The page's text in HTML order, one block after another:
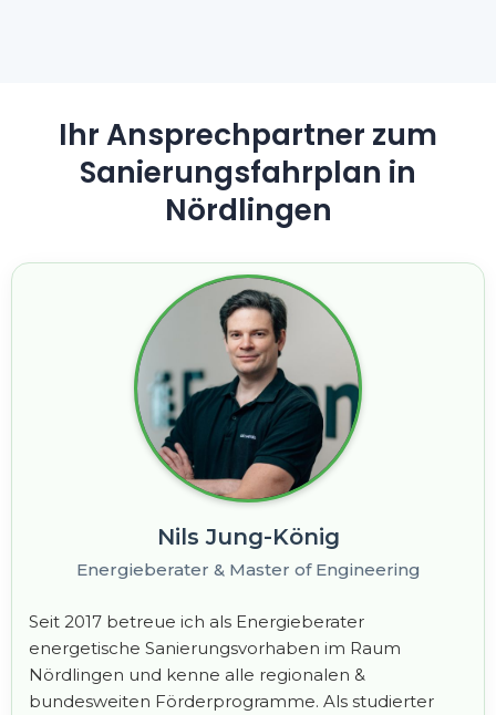
Ihr Ansprechpartner zum
Sanierungsfahrplan in
Nördlingen
Nils Jung-König
Energieberater & Master of Engineering
Seit 2017 betreue ich als Energieberater
energetische Sanierungsvorhaben im Raum
Nördlingen und kenne alle regionalen &
bundesweiten Förderprogramme. Als studierter